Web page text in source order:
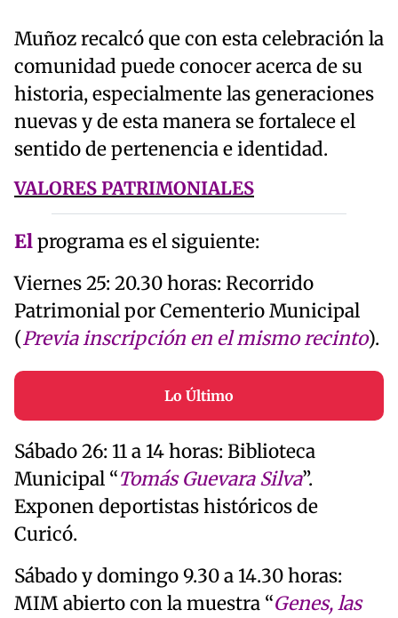
Muñoz recalcó que con esta celebración la
comunidad puede conocer acerca de su
historia, especialmente las generaciones
nuevas y de esta manera se fortalece el
sentido de pertenencia e identidad.
VALORES PATRIMONIALES
Elprograma es el siguiente:
Viernes 25: 20.30 horas: Recorrido
Patrimonial por Cementerio Municipal
(Previa inscripción en el mismo recinto).
Lo Último
Sábado 26: 11 a 14 horas: Biblioteca
Municipal “Tomás Guevara Silva”.
Exponen deportistas históricos de
Curicó.
Sábado y domingo 9.30 a 14.30 horas:
MIM abierto con la muestra “Genes, las